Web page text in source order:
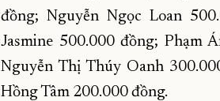
đồng; Nguyễn Ngọc Loan
Jasmine 500.000 đồng; Phạm
Nguyễn Thị Thúy Oanh
Hồng Tâm 200.000 đồng.